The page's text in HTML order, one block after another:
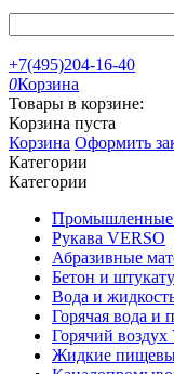
+7(495)204-16-40
0Корзина
Товары в корзине:
Корзина пуста
Корзина Оформить
Категории
Категории
Промышленные
Рукава VERSO
Абразивные
Бетон и
Вода и
Горячая вода и
Горячий воздух
Жидкие